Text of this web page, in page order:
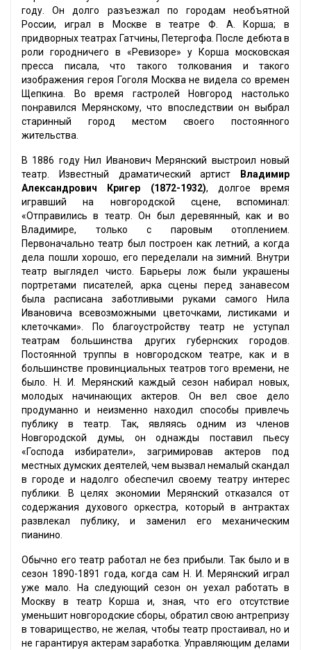
году. Он долго разъезжал по городам необъятной
России, играл в Москве в театре Ф. А. Корша; в
придворных театрах Гатчины, Петергофа. После дебюта в
роли городничего в «Ревизоре» у Корша московская
пресса писала, что такого толкования и такого
изображения героя Гоголя Москва не видела со времен
Щепкина. Во время гастролей Новгород настолько
понравился Мерянскому, что впоследствии он выбрал
старинный город местом своего постоянного
жительства.
В 1886 году Нил Иванович Мерянский выстроил новый
театр. Известный драматический артист
Владимир
Александрович Кригер (1872-1932), долгое время
игравший на новгородской сцене, вспоминал:
«Отправились в театр. Он был деревянный, как и во
Владимире, только с паровым отоплением.
Первоначально театр был построен как летний, а когда
дела пошли хорошо, его переделали на зимний. Внутри
театр выглядел чисто. Барьеры лож были украшены
портретами писателей, арка сцены перед занавесом
была расписана заботливыми руками самого Нила
Ивановича всевозможными цветочками, листиками и
клеточками». По благоустройству театр не уступал
театрам большинства других губернских городов.
Постоянной труппы в новгородском театре, как и в
большинстве провинциальных театров того времени, не
было. Н. И. Мерянский каждый сезон набирал новых,
молодых начинающих актеров. Он вел свое дело
продуманно и неизменно находил способы привлечь
публику в театр. Так, являясь одним из членов
Новгородской думы, он однажды поставил пьесу
«Господа избиратели», загримировав актеров под
местных думских деятелей, чем вызвал немалый скандал
в городе и надолго обеспечил своему театру интерес
публики. В целях экономии Мерянский отказался от
содержания духового оркестра, который в антрактах
развлекал публику, и заменил его механическим
пианино.
Обычно его театр работал не без прибыли. Так было и в
сезон 1890-1891 года, когда сам Н. И. Мерянский играл
уже мало. На следующий сезон он уехал работать в
Москву в театр Корша и, зная, что его отсутствие
уменьшит новгородские сборы, обратил свою антрепризу
в товарищество, не желая, чтобы театр простаивал, но и
не гарантируя актерам заработка. Управляющим делами